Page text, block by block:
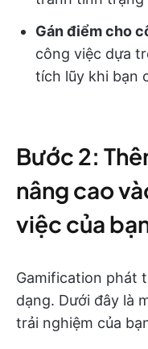
Gán điểm cho
công việc dựa
tích lũy khi bạn
Bước 2:
nâng cao
việc của
Gamification phát
dạng. Dưới đây là
trải nghiệm của